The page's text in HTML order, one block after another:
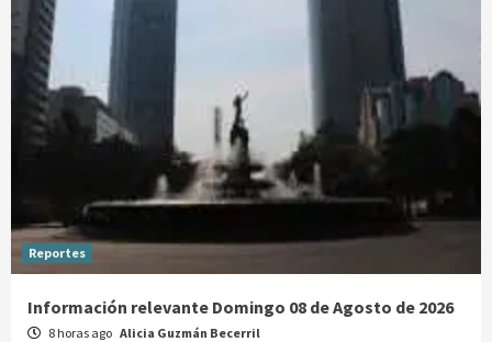
Reportes
Información relevante Domingo 08 de Agosto de 2026
8 horas ago Alicia Guzmán Becerril